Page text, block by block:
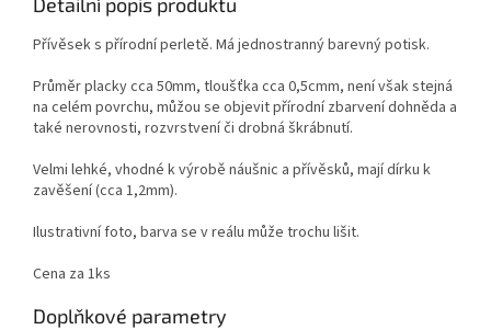
Přívěsek s přírodní perletě. Má jednostranný barevný potisk.
Průměr placky cca 50mm, tloušťka cca 0,5cmm, není však stejná
na celém povrchu, můžou se objevit přírodní zbarvení dohněda a
také nerovnosti, rozvrstvení či drobná škrábnutí.
Velmi lehké, vhodné k výrobě náušnic a přívěsků, mají dírku k
zavěšení (cca 1,2mm).
Ilustrativní foto, barva se v reálu může trochu lišit.
Cena za 1ks
Doplňkové parametry